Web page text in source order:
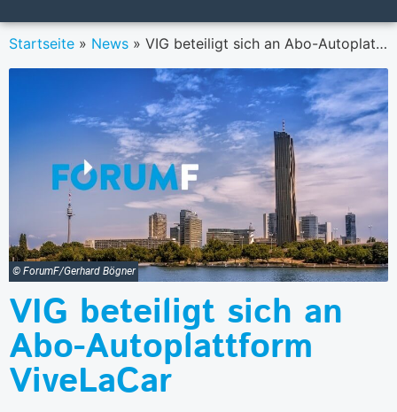
Startseite » News » VIG beteiligt sich an Abo-Autoplattform ViveLaCar
© ForumF/Gerhard Bögner
VIG beteiligt sich an
Abo-Autoplattform
ViveLaCar